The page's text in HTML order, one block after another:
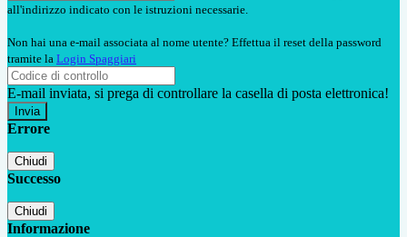
all'indirizzo indicato con le istruzioni necessarie.
Non hai una e-mail associata al nome utente? Effettua il reset della password
tramite la Login Spaggiari
E-mail inviata, si prega di controllare la casella di posta elettronica!
Errore
Chiudi
Successo
Chiudi
Informazione